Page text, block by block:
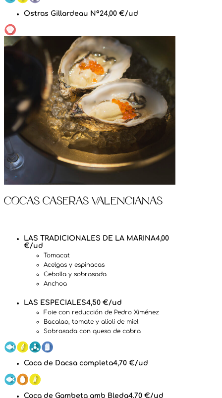
Ostras Gillardeau Nº24,00 €/ud
Cocas Caseras Valencianas
LAS TRADICIONALES DE LA MARINA4,00
€/ud
Tomacat
Acelgas y espinacas
Cebolla y sobrasada
Anchoa
LAS ESPECIALES4,50 €/ud
Foie con reducción de Pedro Ximénez
Bacalao, tomate y alioli de miel
Sobrasada con queso de cabra
Coca de Dacsa completa4,70 €/ud
Coca de Gambeta amb Bleda4,70 €/ud